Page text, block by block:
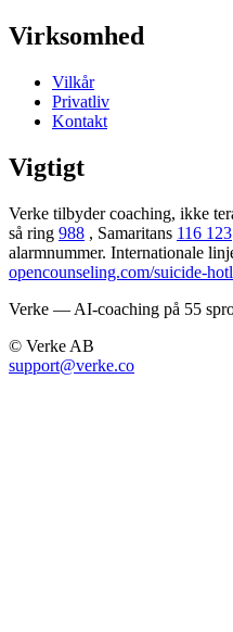
Virksomhed
Vilkår
Privatliv
Kontakt
Vigtigt
Verke tilbyder coaching, ikke
så ring 988 , Samaritans 116 123
alarmnummer. Internationale
opencounseling.com/suicide-
Verke — AI-coaching på 55
© Verke AB
support@verke.co